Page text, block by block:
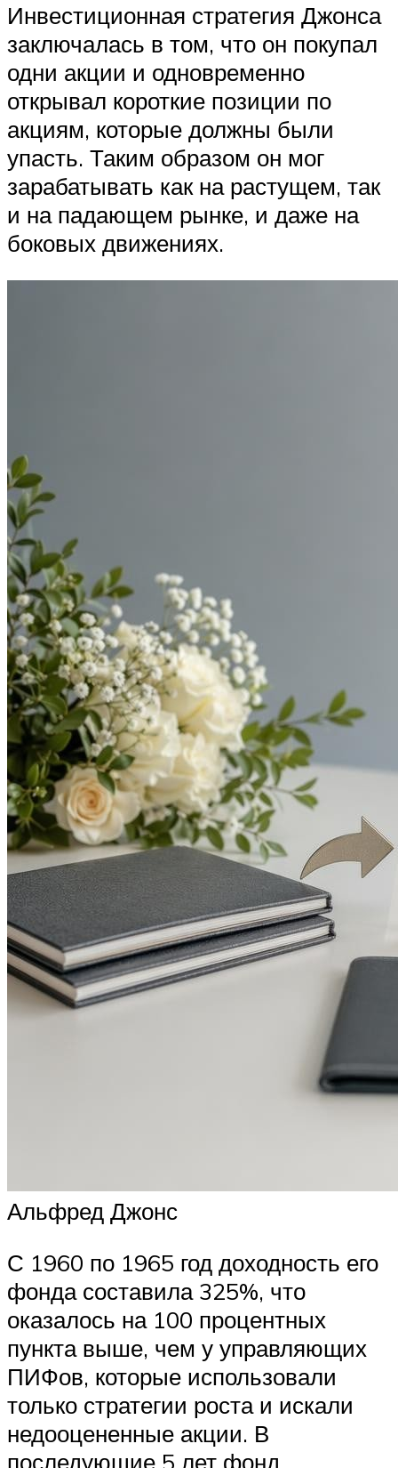
Инвестиционная стратегия Джонса
заключалась в том, что он покупал
одни акции и одновременно
открывал короткие позиции по
акциям, которые должны были
упасть. Таким образом он мог
зарабатывать как на растущем, так
и на падающем рынке, и даже на
боковых движениях.
Альфред Джонс
С 1960 по 1965 год доходность его
фонда составила 325%, что
оказалось на 100 процентных
пункта выше, чем у управляющих
ПИФов, которые использовали
только стратегии роста и искали
недооцененные акции. В
последующие 5 лет фонд